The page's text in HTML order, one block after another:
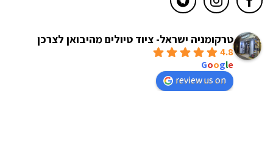
טרקומניה ישראל- ציוד טיולים מהיבואן לצרכן
4.8
Google
review us on